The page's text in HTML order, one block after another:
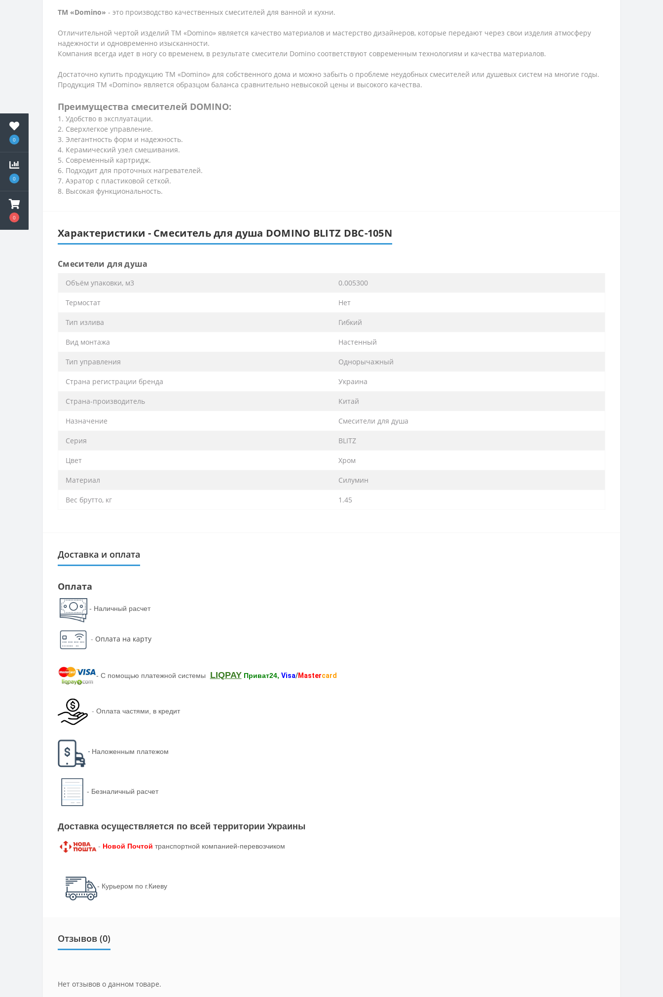
0
0
0
ТМ «Domino» - это производство качественных смесителей для ванной и кухни.
Отличительной чертой изделий ТМ «Domino» является качество материалов и мастерство дизайнеров, которые передают через свои изделия атмосферу
надежности и одновременно изысканности.
Компания всегда идет в ногу со временем, в результате смесители Domino соответствуют современным технологиям и качества материалов.
Достаточно купить продукцию ТМ «Domino» для собственного дома и можно забыть о проблеме неудобных смесителей или душевых систем на многие годы.
Продукция ТМ «Domino» является образцом баланса сравнительно невысокой цены и высокого качества.
Преимущества смесителей DOMINO:
1. Удобство в эксплуатации.
2. Сверхлегкое управление.
3. Элегантность форм и надежность.
4. Керамический узел смешивания.
5. Современный картридж.
6. Подходит для проточных нагревателей.
7. Аэратор с пластиковой сеткой.
8. Высокая функциональность.
Характеристики - Смеситель для душа DOMINO BLITZ DBC-105N
Смесители для душа
Объём упаковки, м3 0.005300
Термостат Нет
Тип излива Гибкий
Вид монтажа Настенный
Тип управления Однорычажный
Страна регистрации бренда Украина
Страна-производитель Китай
Назначение Смесители для душа
Серия BLITZ
Цвет Хром
Материал Силумин
Вес брутто, кг 1.45
Доставка и оплата
Оплата
- Наличный расчет
- Оплата на карту
- С помощью платежной системы LIQPAY Приват24, Visa/Mastercard
- Оплата частями, в кредит
- Наложенным платежом
- Безналичный расчет
Доставка осуществляется по всей территории Украины
- Новой Почтой транспортной компанией-перевозчиком
- Курьером по г.Киеву
Отзывов (0)
Нет отзывов о данном товаре.